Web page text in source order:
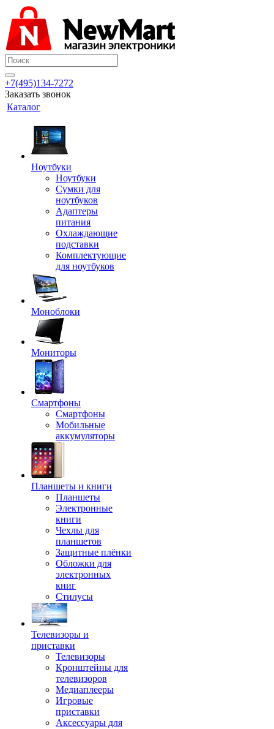
+7(495)134-7272
Заказать звонок
Каталог
Ноутбуки
Ноутбуки
Сумки для
ноутбуков
Адаптеры
питания
Охлаждающие
подставки
Комплектующие
для ноутбуков
Моноблоки
Мониторы
Смартфоны
Смартфоны
Мобильные
аккумуляторы
Планшеты и книги
Планшеты
Электронные
книги
Чехлы для
планшетов
Защитные плёнки
Обложки для
электронных
книг
Стилусы
Телевизоры и
приставки
Телевизоры
Кронштейны для
телевизоров
Медиаплееры
Игровые
приставки
Аксессуары для